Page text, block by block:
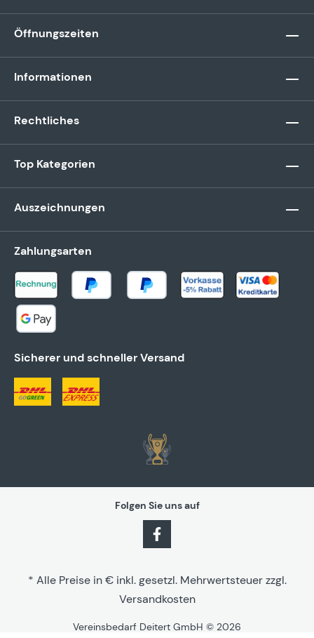
Öffnungszeiten
Informationen
Rechtliches
Top Kategorien
Auszeichnungen
Zahlungsarten
Sicherer und schneller Versand
Folgen Sie uns auf
* Alle Preise in € inkl. gesetzl. Mehrwertsteuer zzgl.
Versandkosten
Vereinsbedarf Deitert GmbH © 2026